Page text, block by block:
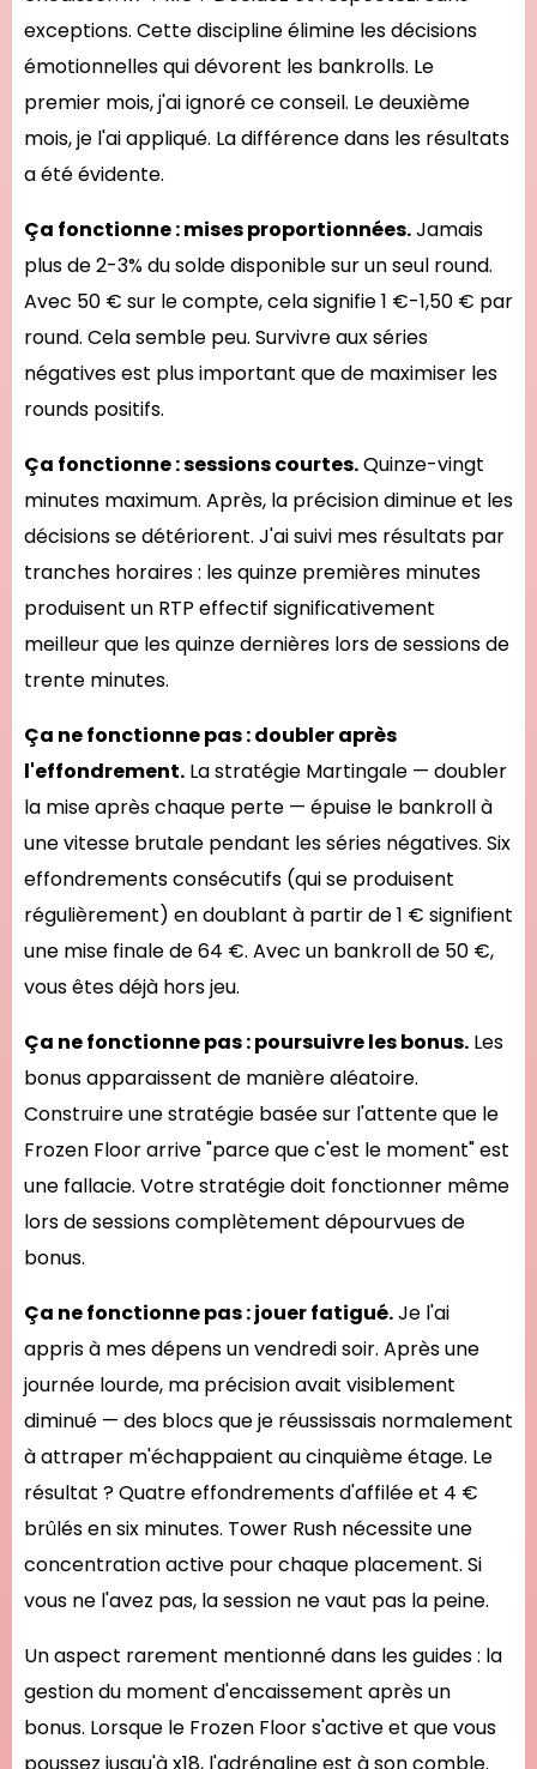
exceptions. Cette discipline élimine les décisions
émotionnelles qui dévorent les bankrolls. Le
premier mois, j'ai ignoré ce conseil. Le deuxième
mois, je l'ai appliqué. La différence dans les résultats
a été évidente.
Ça fonctionne : mises proportionnées.Jamais
plus de 2-3% du solde disponible sur un seul round.
Avec 50 € sur le compte, cela signifie 1 €-1,50 € par
round. Cela semble peu. Survivre aux séries
négatives est plus important que de maximiser les
rounds positifs.
Ça fonctionne : sessions courtes.Quinze-vingt
minutes maximum. Après, la précision diminue et les
décisions se détériorent. J'ai suivi mes résultats par
tranches horaires : les quinze premières minutes
produisent un RTP effectif significativement
meilleur que les quinze dernières lors de sessions de
trente minutes.
Ça ne fonctionne pas : doubler après
l'effondrement. La stratégie Martingale — doubler
la mise après chaque perte — épuise le bankroll à
une vitesse brutale pendant les séries négatives. Six
effondrements consécutifs (qui se produisent
régulièrement) en doublant à partir de 1 € signifient
une mise finale de 64 €. Avec un bankroll de 50 €,
vous êtes déjà hors jeu.
Ça ne fonctionne pas : poursuivre les bonus. Les
bonus apparaissent de manière aléatoire.
Construire une stratégie basée sur l'attente que le
Frozen Floor arrive "parce que c'est le moment" est
une fallacie. Votre stratégie doit fonctionner même
lors de sessions complètement dépourvues de
bonus.
Ça ne fonctionne pas : jouer fatigué.Je l'ai
appris à mes dépens un vendredi soir. Après une
journée lourde, ma précision avait visiblement
diminué — des blocs que je réussissais normalement
à attraper m'échappaient au cinquième étage. Le
résultat ? Quatre effondrements d'affilée et 4 €
brûlés en six minutes. Tower Rush nécessite une
concentration active pour chaque placement. Si
vous ne l'avez pas, la session ne vaut pas la peine.
Un aspect rarement mentionné dans les guides : la
gestion du moment d'encaissement après un
bonus. Lorsque le Frozen Floor s'active et que vous